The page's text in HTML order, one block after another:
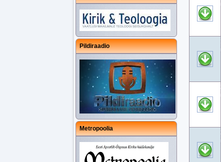
Pildiraadio
Metropoolia